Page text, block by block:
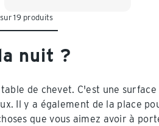
19 produits
nuit ?
de chevet. C'est une
Il y a également de la place
que vous aimez avoir à